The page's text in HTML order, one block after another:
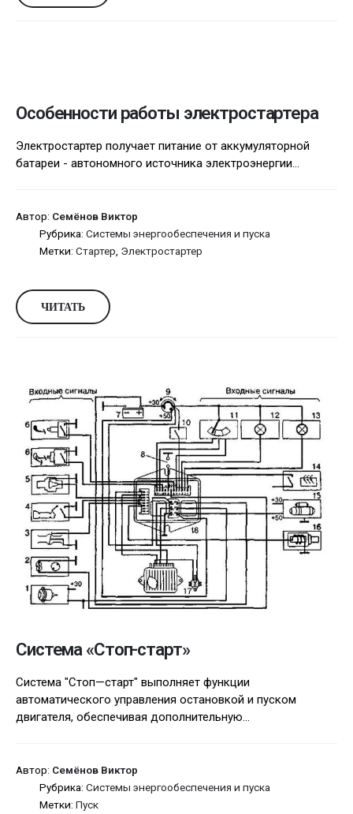
Особенности работы электростартера
Электростартер получает питание от аккумуляторной
батареи - автономного источника электроэнергии...
Автор: Семёнов Виктор
Рубрика: Системы энергообеспечения и пуска
Метки: Стартер, Электростартер
ЧИТАТЬ
Система «Стоп-старт»
Система "Стоп—старт" выполняет функции
автоматического управления остановкой и пуском
двигателя, обеспечивая дополнительную...
Автор: Семёнов Виктор
Рубрика: Системы энергообеспечения и пуска
Метки: Пуск